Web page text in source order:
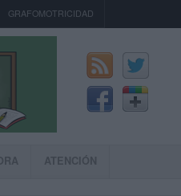
GRAFOMOTRICIDAD
ATENCIÓN